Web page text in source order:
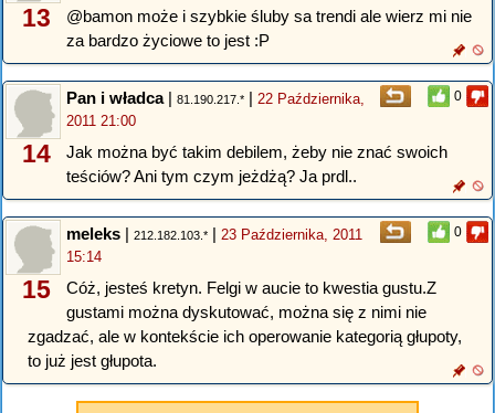
13
@bamon może i szybkie śluby sa trendi ale wierz mi nie
za bardzo życiowe to jest :P
0
14
Pan i władca| 81.190.217.* | 22 Października,
2011 21:00
Jak można być takim debilem, żeby nie znać swoich
teściów? Ani tym czym jeżdżą? Ja prdl..
0
15
meleks | 212.182.103.* | 23 Października, 2011
15:14
Cóż, jesteś kretyn. Felgi w aucie to kwestia gustu.Z
gustami można dyskutować, można się z nimi nie
zgadzać, ale w kontekście ich operowanie kategorią głupoty,
to już jest głupota.